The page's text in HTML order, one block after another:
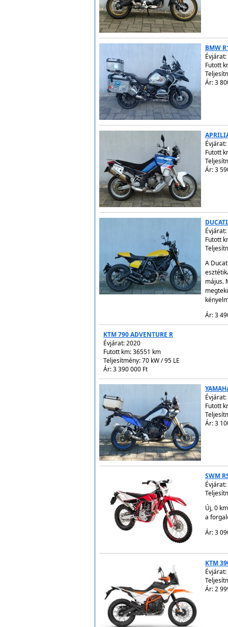
BMW
Évjárat:
Futott
Ár: 3
Évjárat:
Futott
Ár: 3
Évjárat:
Futott
A
május.
Ár: 3
KTM 790 ADVENTURE R
Évjárat:2020
Futott km: 36551 km
Teljesítmény: 70 kW / 95 LE
Ár: 3 390 000 Ft
Évjárat:
Futott
Ár: 3
SWM
Évjárat:
Új, 0
a
Ár: 3
KTM
Évjárat:
Ár: 2